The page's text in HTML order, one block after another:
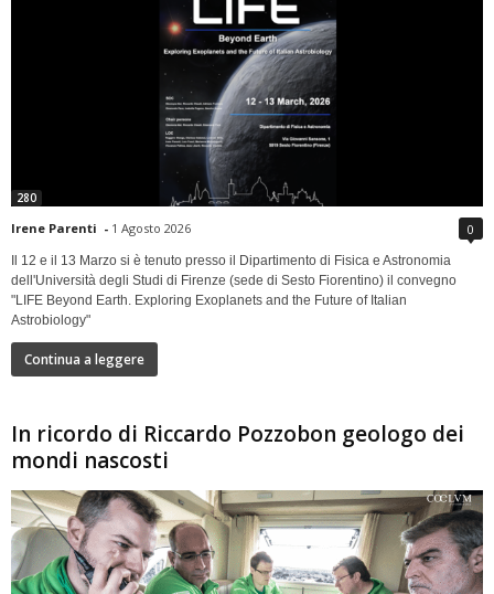
280
Irene Parenti - 1 Agosto 2026 0
Il 12 e il 13 Marzo si è tenuto presso il Dipartimento di Fisica e Astronomia
dell'Università degli Studi di Firenze (sede di Sesto Fiorentino) il convegno
"LIFE Beyond Earth. Exploring Exoplanets and the Future of Italian
Astrobiology"
Continua a leggere
In ricordo di Riccardo Pozzobon geologo dei
mondi nascosti